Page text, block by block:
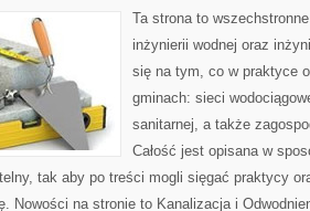
Ta strona to
inżynierii wodnej oraz
się na tym, co w praktyce
gminach: sieci
sanitarnej, a także
Całość jest opisana w
tak aby po treści mogli sięgać praktycy
Nowości na stronie to Kanalizacja i